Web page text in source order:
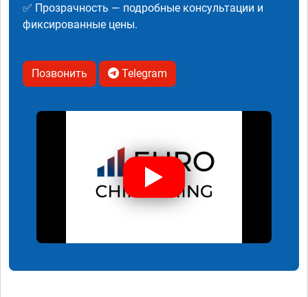
✅ Прозрачность — подробные консультации и
фиксированные цены.
Позвонить Telegram